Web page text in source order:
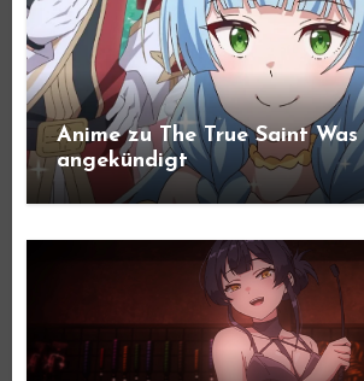
Anime zu The True Saint
angekündigt